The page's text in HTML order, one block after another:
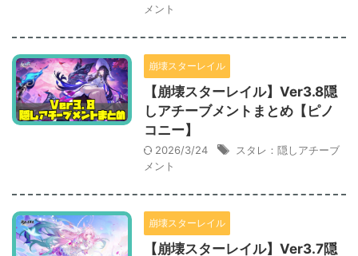
メント
崩壊スターレイル
【崩壊スターレイル】Ver3.8隠
しアチーブメントまとめ【ピノ
コニー】
2026/3/24
スタレ：隠しアチーブ
メント
崩壊スターレイル
【崩壊スターレイル】Ver3.7隠